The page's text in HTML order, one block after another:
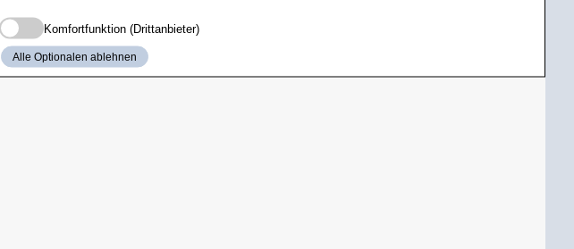
Komfortfunktion (Drittanbieter)
Alle Optionalen ablehnen